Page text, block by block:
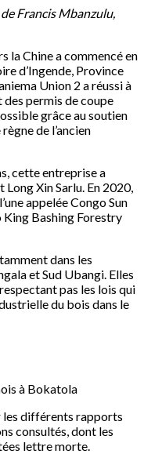
Francis Mbanzulu,
la Chine a commencé en
d’Ingende, Province
Union 2 a réussi à
permis de coupe
grâce au soutien
de l’ancien
cette entreprise a
Xin Sarlu. En 2020,
appelée Congo Sun
King Bashing Forestry
dans les
et Sud Ubangi. Elles
pas les lois qui
du bois dans le
à Bokatola
les différents rapports
consultés, dont les
lettre morte.